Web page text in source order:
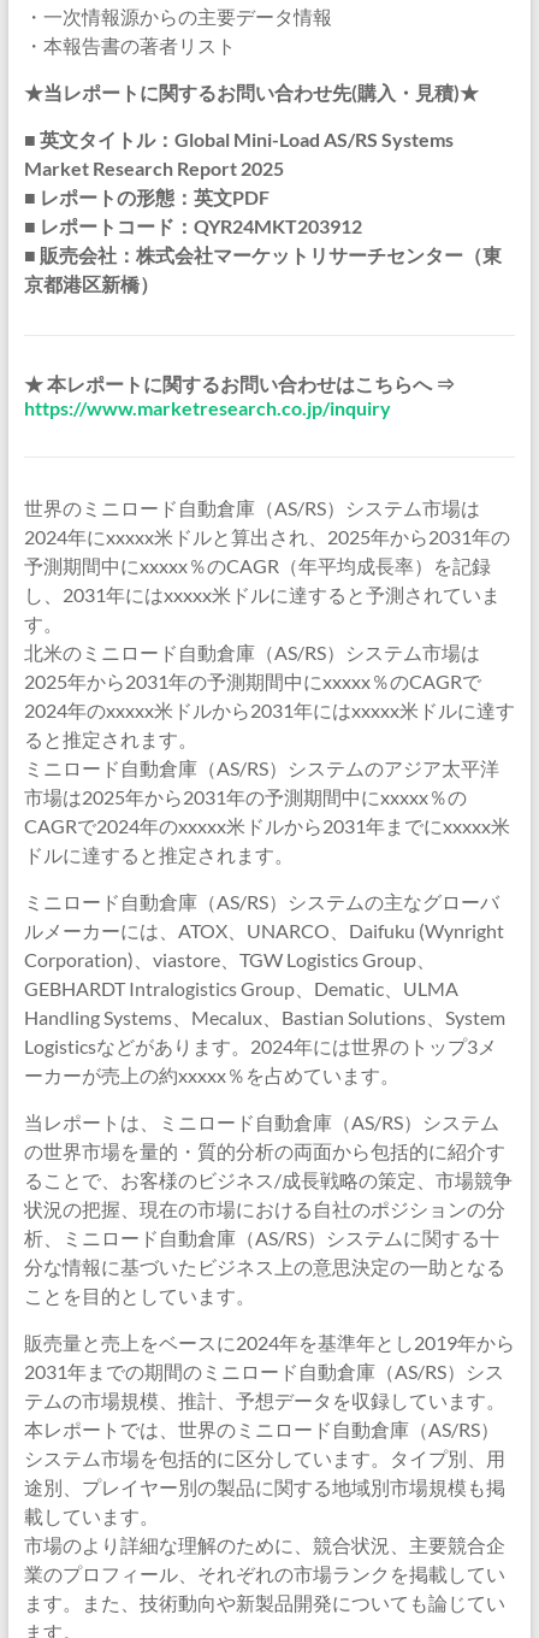
・一次情報源からの主要データ情報
・本報告書の著者リスト
★当レポートに関するお問い合わせ先(購入・見積)★
■ 英文タイトル：Global Mini-Load AS/RS Systems
Market Research Report 2025
■ レポートの形態：英文PDF
■ レポートコード：QYR24MKT203912
■ 販売会社：株式会社マーケットリサーチセンター（東
京都港区新橋）
★ 本レポートに関するお問い合わせはこちらへ ⇒
https://www.marketresearch.co.jp/inquiry
世界のミニロード自動倉庫（AS/RS）システム市場は
2024年にxxxxx米ドルと算出され、2025年から2031年の
予測期間中にxxxxx％のCAGR（年平均成長率）を記録
し、2031年にはxxxxx米ドルに達すると予測されていま
す。
北米のミニロード自動倉庫（AS/RS）システム市場は
2025年から2031年の予測期間中にxxxxx％のCAGRで
2024年のxxxxx米ドルから2031年にはxxxxx米ドルに達す
ると推定されます。
ミニロード自動倉庫（AS/RS）システムのアジア太平洋
市場は2025年から2031年の予測期間中にxxxxx％の
CAGRで2024年のxxxxx米ドルから2031年までにxxxxx米
ドルに達すると推定されます。
ミニロード自動倉庫（AS/RS）システムの主なグローバ
ルメーカーには、ATOX、UNARCO、Daifuku (Wynright
Corporation)、viastore、TGW Logistics Group、
GEBHARDT Intralogistics Group、Dematic、ULMA
Handling Systems、Mecalux、Bastian Solutions、System
Logisticsなどがあります。2024年には世界のトップ3メ
ーカーが売上の約xxxxx％を占めています。
当レポートは、ミニロード自動倉庫（AS/RS）システム
の世界市場を量的・質的分析の両面から包括的に紹介す
ることで、お客様のビジネス/成長戦略の策定、市場競争
状況の把握、現在の市場における自社のポジションの分
析、ミニロード自動倉庫（AS/RS）システムに関する十
分な情報に基づいたビジネス上の意思決定の一助となる
ことを目的としています。
販売量と売上をベースに2024年を基準年とし2019年から
2031年までの期間のミニロード自動倉庫（AS/RS）シス
テムの市場規模、推計、予想データを収録しています。
本レポートでは、世界のミニロード自動倉庫（AS/RS）
システム市場を包括的に区分しています。タイプ別、用
途別、プレイヤー別の製品に関する地域別市場規模も掲
載しています。
市場のより詳細な理解のために、競合状況、主要競合企
業のプロフィール、それぞれの市場ランクを掲載してい
ます。また、技術動向や新製品開発についても論じてい
ます。